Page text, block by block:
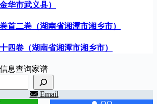
华市武义县）
首二卷（湖南省湘潭市湘乡市）
四卷（湖南省湘潭市湘乡市）
息查询家谱
Email